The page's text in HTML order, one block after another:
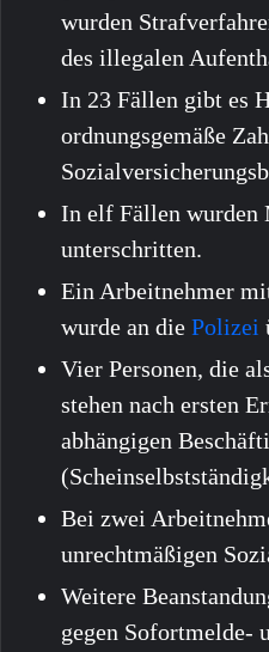
wurden
des illegalen
In 23 Fällen gibt es
ordnungsgemäße
In elf Fällen wurden
unterschritten.
Ein Arbeitnehmer
wurde an die Polizei
Vier Personen, die
stehen nach ersten
abhängigen
Bei zwei
unrechtmäßigen
Weitere
gegen Sofortmelde-